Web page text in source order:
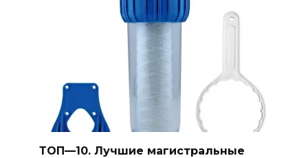
ТОП—10. Лучшие магистральные